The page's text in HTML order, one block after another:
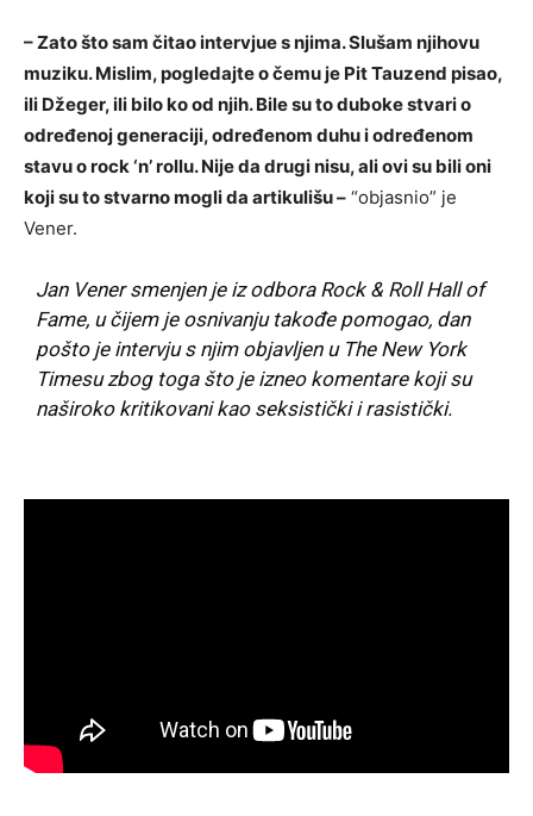
– Zato što sam čitao intervjue s njima. Slušam njihovu
muziku. Mislim, pogledajte o čemu je Pit Tauzend pisao,
ili Džeger, ili bilo ko od njih. Bile su to duboke stvari o
određenoj generaciji, određenom duhu i određenom
stavu o rock ‘n’ rollu. Nije da drugi nisu, ali ovi su bili oni
koji su to stvarno mogli da artikulišu – “objasnio” je
Vener.
Jan Vener smenjen je iz odbora Rock & Roll Hall of
Fame, u čijem je osnivanju takođe pomogao, dan
pošto je intervju s njim objavljen u The New York
Timesu zbog toga što je izneo komentare koji su
naširoko kritikovani kao seksistički i rasistički.